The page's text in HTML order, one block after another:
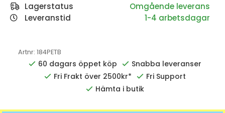
Lagerstatus
Leveranstid
1-4 arbetsdagar
Artnr: 184PETB
60 dagars öppet köp
Snabba leveranser
Fri Frakt över 2500kr*
Fri Support
Hämta i butik